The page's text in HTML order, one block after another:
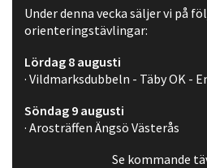
Under denna vecka säljer vi på
orienteringstävlingar:
Lördag 8 augusti
· Vildmarksdubbeln - Täby OK -
Söndag 9 augusti
· Arosträffen Ängsö Västerås
Se kommande